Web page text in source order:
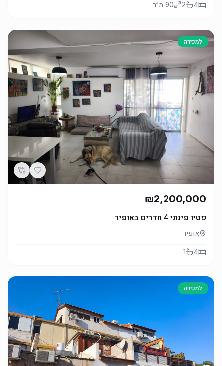
4
2
90 מ״ר
למכירה
₪2,200,000
פטיו פינתי 4 חדרים באופיר
אופיר
4
1
למכירה